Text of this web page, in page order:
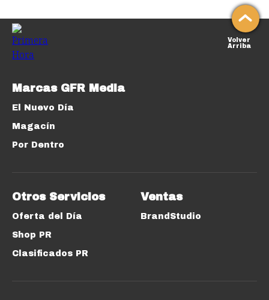
Volver
Arriba
Marcas GFR Media
El Nuevo Día
Magacín
Por Dentro
Otros Servicios
Oferta del Día
Shop PR
Clasificados PR
Ventas
BrandStudio